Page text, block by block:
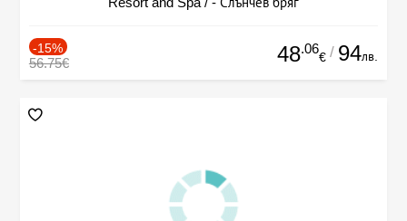
-15%
56.75€ 48.06
€ / 94лв.